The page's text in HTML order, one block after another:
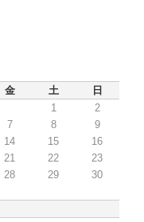
金 土 日
1
2
7 8
9
14 15
16
21 22
23
28 29
30